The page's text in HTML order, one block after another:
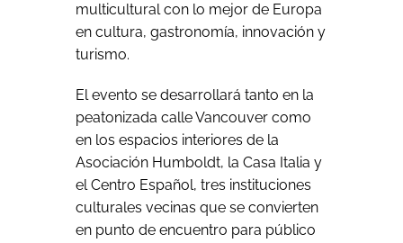
multicultural con lo mejor de Europa
en cultura, gastronomía, innovación y
turismo.
El evento se desarrollará tanto en la
peatonizada calle Vancouver como
en los espacios interiores de la
Asociación Humboldt, la Casa Italia y
el Centro Español, tres instituciones
culturales vecinas que se convierten
en punto de encuentro para público